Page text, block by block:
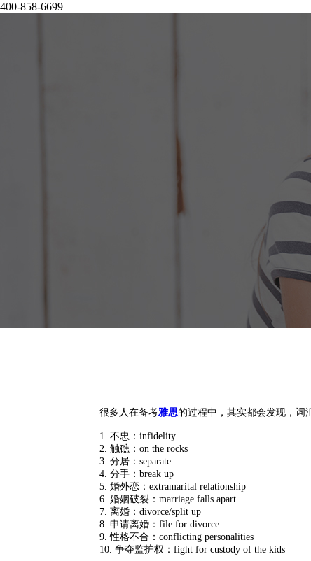
400-858-6699
很多人在备考雅思的过程中，其实都会发现，词
1. 不忠：infidelity
2. 触礁：on the rocks
3. 分居：separate
4. 分手：break up
5. 婚外恋：extramarital relationship
6. 婚姻破裂：marriage falls apart
7. 离婚：divorce/split up
8. 申请离婚：file for divorce
9. 性格不合：conflicting personalities
10. 争夺监护权：fight for custody of the kids